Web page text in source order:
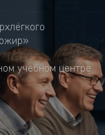
учебном центре